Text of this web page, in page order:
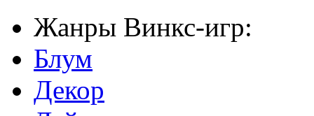
Жанры Винкс-игр:
Блум
Декор